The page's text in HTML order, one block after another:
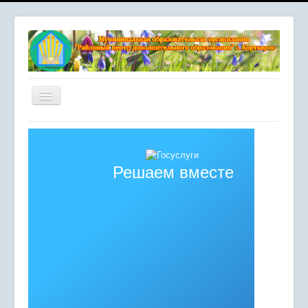
Включить/
выключить
Главная
Решаем вместе